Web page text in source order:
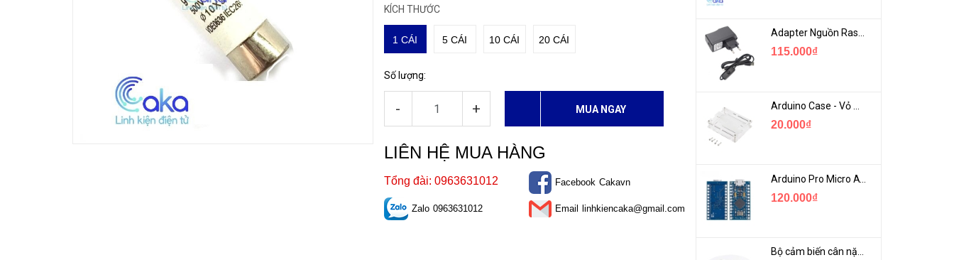
KÍCH THƯỚC
1 CÁI 5 CÁI 10 CÁI 20 CÁI
Số lượng:
- + MUA NGAY
LIÊN HỆ MUA HÀNG
Tổng đài: 0963631012
Zalo 0963631012
Facebook Cakavn
Email linhkiencaka@gmail.com
Adapter Nguồn Raspberry 5V 2.5A - USB Micro Có Công Tắc
115.000₫
20.000₫
Arduino Pro Micro ATmega32U4 USB Mini
120.000₫
Bộ cảm biến cân nặng loadcell 1KG khung mica